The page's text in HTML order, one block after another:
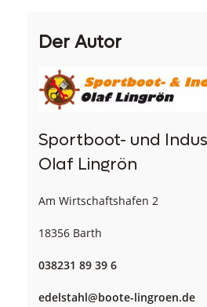
Der Autor
Sportboot- und
Olaf Lingrön
Am Wirtschaftshafen 2
18356 Barth
038231 89 39 6
edelstahl@boote-lingroen.de